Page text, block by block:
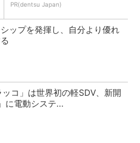
PR(dentsu Japan)
ップを発揮し、自分より優れ
ッコ」は世界初の軽SDV、新開
に電動システ...